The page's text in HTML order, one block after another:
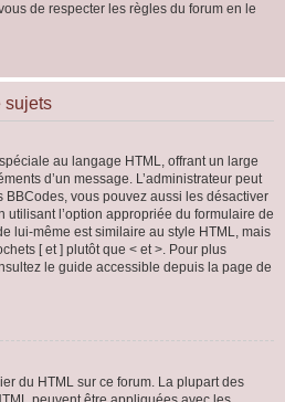
de respecter les règles du forum en le
sujets
au langage HTML, offrant un large
d’un message. L’administrateur peut
vous pouvez aussi les désactiver
utilisant l’option appropriée du formulaire de
lui-même est similaire au style HTML, mais
[ et ] plutôt que < et >. Pour plus
le guide accessible depuis la page de
du HTML sur ce forum. La plupart des